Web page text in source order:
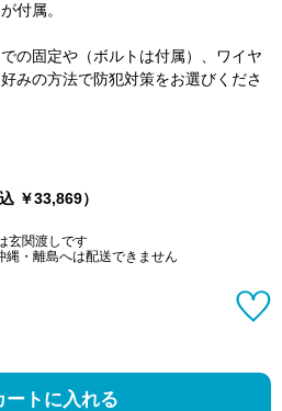
付属。
の固定や（ボルトは付属）、ワイヤ
みの方法で防犯対策をお選びくださ
￥33,869）
玄関渡しです
・離島へは配送できません
ートに入れる